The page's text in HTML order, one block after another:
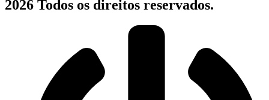
2026 Todos os direitos reservados.